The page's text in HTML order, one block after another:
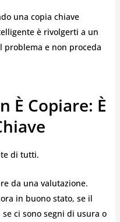
una copia chiave
è rivolgerti a un
problema e non proceda
È Copiare: È
di tutti.
da una valutazione.
in buono stato, se il
ci sono segni di usura o